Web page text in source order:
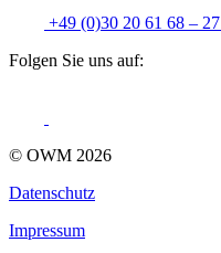
+49 (0)30 20 61 68 – 27
Folgen Sie uns auf:
© OWM 2026
Datenschutz
Impressum